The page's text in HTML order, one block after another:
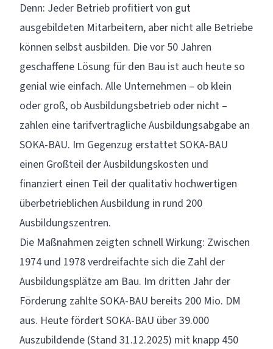
Denn: Jeder Betrieb profitiert von gut
ausgebildeten Mitarbeitern, aber nicht alle Betriebe
können selbst ausbilden. Die vor 50 Jahren
geschaffene Lösung für den Bau ist auch heute so
genial wie einfach. Alle Unternehmen – ob klein
oder groß, ob Ausbildungsbetrieb oder nicht –
zahlen eine tarifvertragliche Ausbildungsabgabe an
SOKA-BAU. Im Gegenzug erstattet SOKA-BAU
einen Großteil der Ausbildungskosten und
finanziert einen Teil der qualitativ hochwertigen
überbetrieblichen Ausbildung in rund 200
Ausbildungszentren.
Die Maßnahmen zeigten schnell Wirkung: Zwischen
1974 und 1978 verdreifachte sich die Zahl der
Ausbildungsplätze am Bau. Im dritten Jahr der
Förderung zahlte SOKA-BAU bereits 200 Mio. DM
aus. Heute fördert SOKA-BAU über 39.000
Auszubildende (Stand 31.12.2025) mit knapp 450